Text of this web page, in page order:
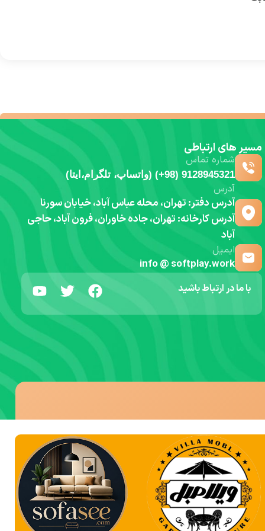
مسیر های ارتباطی
شماره تماس
9128945321 (98+) (واتساپ، تلگرام،ایتا)
آدرس
آدرس دفتر: تهران، محله عباس آباد، خیابان سورنا
آدرس کارخانه: تهران، جاده خاوران، فرون آباد، حاجی
آباد
ایمیل
info @ softplay.work
با ما در ارتباط باشید